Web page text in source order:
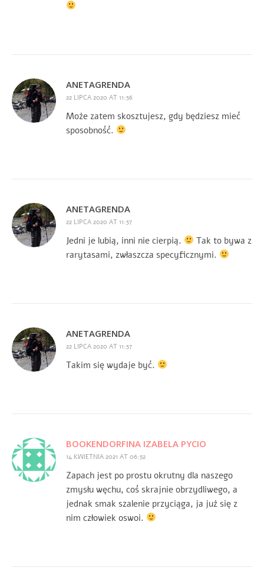
ANETAGRENDA
22 LIPCA 2020 AT 11:56
Może zatem skosztujesz, gdy będziesz mieć
sposobność.
ANETAGRENDA
22 LIPCA 2020 AT 11:57
Jedni je lubią, inni nie cierpią.
Tak to bywa z
rarytasami, zwłaszcza specyficznymi.
ANETAGRENDA
22 LIPCA 2020 AT 11:57
Takim się wydaje być.
BOOKENDORFINA IZABELA PYCIO
14 KWIETNIA 2021 AT 06:52
Zapach jest po prostu okrutny dla naszego
zmysłu węchu, coś skrajnie obrzydliwego, a
jednak smak szalenie przyciąga, ja już się z
nim człowiek oswoi.